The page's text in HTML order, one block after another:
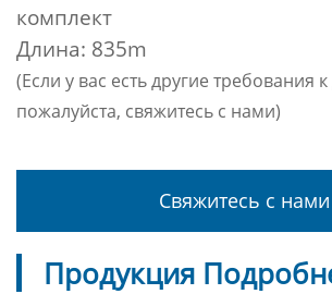
комплект
Длина: 835m
(Если у вас есть другие требования
пожалуйста, свяжитесь с нами)
Свяжитесь с нами
Продукция